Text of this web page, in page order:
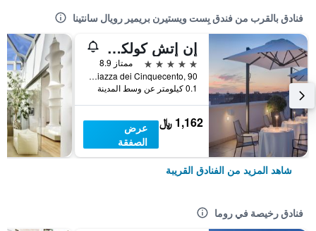
فنادق بالقرب من فندق بِست ويستيرن بريمير رويال سانتينا
إن إتش كولكشن بالاتسو سينكويتشينتو
5 نجوم
ممتاز 8.9
Piazza dei Cinquecento, 90, روما, إيطاليا
0.1 كيلومتر عن وسط المدينة
1,162 ﷼
عرض
الصفقة
شاهد المزيد من الفنادق القريبة
فنادق رخيصة في روما